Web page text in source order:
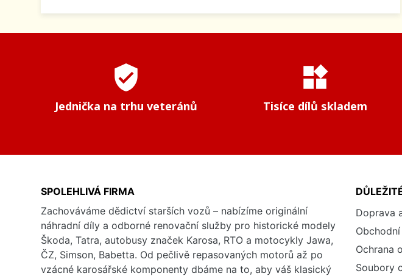
verified_user
Jednička na trhu veteránů
widgets
Tisíce dílů skladem
SPOLEHLIVÁ FIRMA
Zachováváme dědictví starších vozů – nabízíme originální
náhradní díly a odborné renovační služby pro historické modely
Škoda, Tatra, autobusy značek Karosa, RTO a motocykly Jawa,
ČZ, Simson, Babetta. Od pečlivě repasovaných motorů až po
vzácné karosářské komponenty dbáme na to, aby váš klasický
Doprava
Ochrana
Soubory